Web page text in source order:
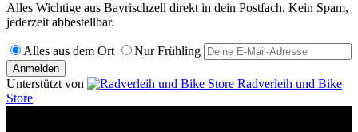
Alles Wichtige aus Bayrischzell direkt in dein Postfach. Kein Spam,
jederzeit abbestellbar.
Alles aus dem Ort Nur Frühling
Anmelden
Unterstützt von
Radverleih und Bike
Store